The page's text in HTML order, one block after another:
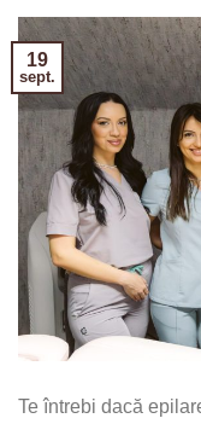
19
sept.
Te întrebi dacă